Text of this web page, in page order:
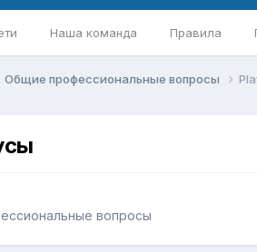
Наша команда Правила
Общие профессиональные вопросы
вопросы